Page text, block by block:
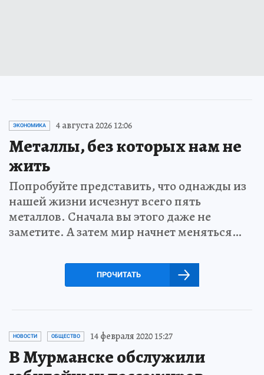
ЭКОНОМИКА 4 августа 2026 12:06
Металлы, без которых нам не
жить
Попробуйте представить, что однажды из
нашей жизни исчезнут всего пять
металлов. Сначала вы этого даже не
заметите. А затем мир начнет меняться…
ПРОЧИТАТЬ
НОВОСТИ ОБЩЕСТВО 14 февраля 2020 15:27
В Мурманске обслужили